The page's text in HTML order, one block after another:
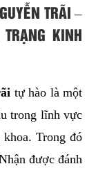
TRÃI –
KINH
tự hào là một
trong lĩnh vực
Trong đó
được đánh